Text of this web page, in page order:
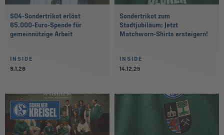
S04-Sondertrikot erlöst
65.000-Euro-Spende für
gemeinnützige Arbeit
INSIDE
9.1.26
Sondertrikot zum
Stadtjubiläum: Jetzt
Matchworn-Shirts ersteigern!
INSIDE
14.12.25